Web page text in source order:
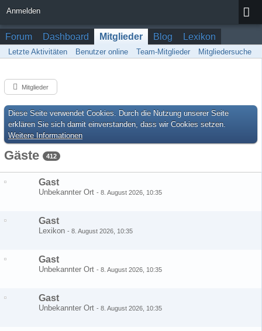
Anmelden
Forum Dashboard Mitglieder Blog Lexikon
Letzte Aktivitäten Benutzer online Team-Mitglieder Mitgliedersuche
Mitglieder
Diese Seite verwendet Cookies. Durch die Nutzung unserer Seite
erklären Sie sich damit einverstanden, dass wir Cookies setzen.
Weitere Informationen
Gäste 412
Gast
Unbekannter Ort - 8. August 2026, 10:35
Gast
Lexikon - 8. August 2026, 10:35
Gast
Unbekannter Ort - 8. August 2026, 10:35
Gast
Unbekannter Ort - 8. August 2026, 10:35